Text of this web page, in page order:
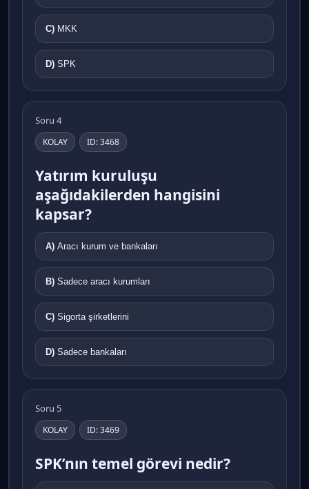
C) MKK
D) SPK
Soru 4
KOLAY ID: 3468
Yatırım kuruluşu
aşağıdakilerden hangisini
kapsar?
A) Aracı kurum ve bankaları
B) Sadece aracı kurumları
C) Sigorta şirketlerini
D) Sadece bankaları
Soru 5
KOLAY ID: 3469
SPK’nın temel görevi nedir?